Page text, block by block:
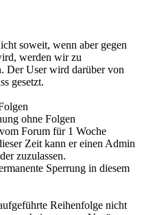
soweit, wenn aber gegen
werden wir zu
Der User wird darüber von
gesetzt.
ohne Folgen
Forum für 1 Woche
Zeit kann er einen Admin
zuzulassen.
Sperrung in diesem
Reihenfolge nicht